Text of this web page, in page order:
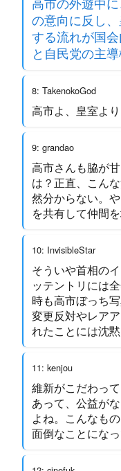
の意向に反し
する流れが国
と自民党の主
8: TakenokoGod
高市よ、皇室よ
9: grandao
高市さんも脇が
は？正直、こん
然分からない。
を共有して仲間
10: InvisibleStar
そういや首相の
ッテントリには
時も高市ぼっち
変更反対やレア
れたことには沈
11: kenjou
維新がこだわっ
あって、公益が
よね。こんなも
面倒なことになっ